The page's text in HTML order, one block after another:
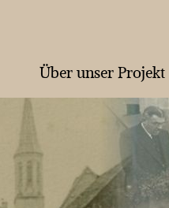
Über unser Projekt